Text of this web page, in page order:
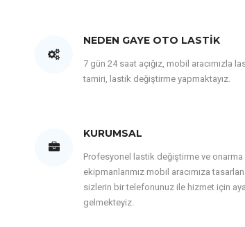
NEDEN GAYE OTO LASTIK
7 gün 24 saat açığız, mobil aracımızla
tamiri, lastik değiştirme yapmaktayız.
KURUMSAL
Profesyonel lastik değiştirme ve onarma
ekipmanlarımız mobil aracımıza
sizlerin bir telefonunuz ile hizmet için
gelmekteyiz.